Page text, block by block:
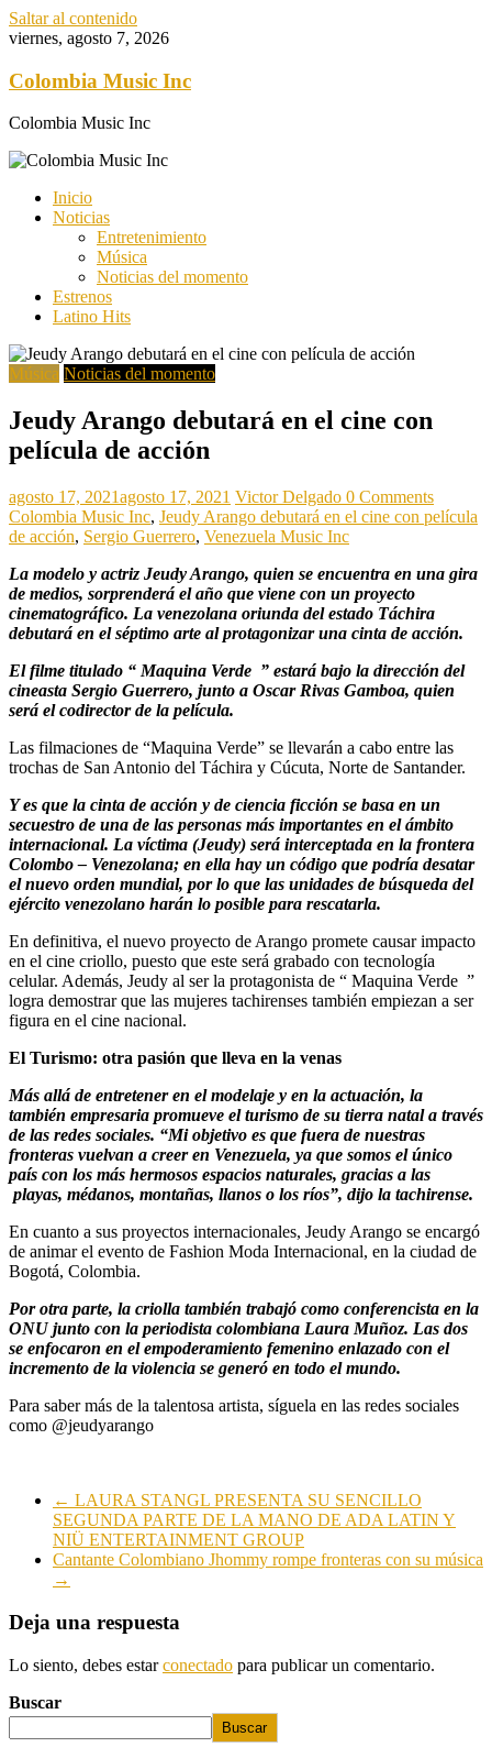
Saltar al contenido
viernes, agosto 7, 2026
Colombia Music Inc
Colombia Music Inc
Inicio
Noticias
Entretenimiento
Música
Noticias del momento
Estrenos
Latino Hits
Música Noticias del momento
Jeudy Arango debutará en el cine con
película de acción
agosto 17, 2021agosto 17, 2021 Victor Delgado 0 Comments
Colombia Music Inc, Jeudy Arango debutará en el cine con película
de acción, Sergio Guerrero, Venezuela Music Inc
La modelo y actriz Jeudy Arango, quien se encuentra en una gira
de medios, sorprenderá el año que viene con un proyecto
cinematográfico. La venezolana oriunda del estado Táchira
debutará en el séptimo arte al protagonizar una cinta de acción.
El filme titulado “ Maquina Verde ” estará bajo la dirección del
cineasta Sergio Guerrero, junto a Oscar Rivas Gamboa, quien
será el codirector de la película.
Las filmaciones de “Maquina Verde” se llevarán a cabo entre las
trochas de San Antonio del Táchira y Cúcuta, Norte de Santander.
Y es que la cinta de acción y de ciencia ficción se basa en un
secuestro de una de las personas más importantes en el ámbito
internacional. La víctima (Jeudy) será interceptada en la frontera
Colombo – Venezolana; en ella hay un código que podría desatar
el nuevo orden mundial, por lo que las unidades de búsqueda del
ejército venezolano harán lo posible para rescatarla.
En definitiva, el nuevo proyecto de Arango promete causar impacto
en el cine criollo, puesto que este será grabado con tecnología
celular. Además, Jeudy al ser la protagonista de “ Maquina Verde ”
logra demostrar que las mujeres tachirenses también empiezan a ser
figura en el cine nacional.
El Turismo: otra pasión que lleva en la venas
Más allá de entretener en el modelaje y en la actuación, la
también empresaria promueve el turismo de su tierra natal a través
de las redes sociales. “Mi objetivo es que fuera de nuestras
fronteras vuelvan a creer en Venezuela, ya que somos el único
país con los más hermosos espacios naturales, gracias a las
playas, médanos, montañas, llanos o los ríos”, dijo la tachirense.
En cuanto a sus proyectos internacionales, Jeudy Arango se encargó
de animar el evento de Fashion Moda Internacional, en la ciudad de
Bogotá, Colombia.
Por otra parte, la criolla también trabajó como conferencista en la
ONU junto con la periodista colombiana Laura Muñoz. Las dos
se enfocaron en el empoderamiento femenino enlazado con el
incremento de la violencia se generó en todo el mundo.
Para saber más de la talentosa artista, síguela en las redes sociales
como @jeudyarango
← LAURA STANGL PRESENTA SU SENCILLO
SEGUNDA PARTE DE LA MANO DE ADA LATIN Y
NIÜ ENTERTAINMENT GROUP
Cantante Colombiano Jhommy rompe fronteras con su música
→
Deja una respuesta
Lo siento, debes estarconectado para publicar un comentario.
Buscar
Buscar